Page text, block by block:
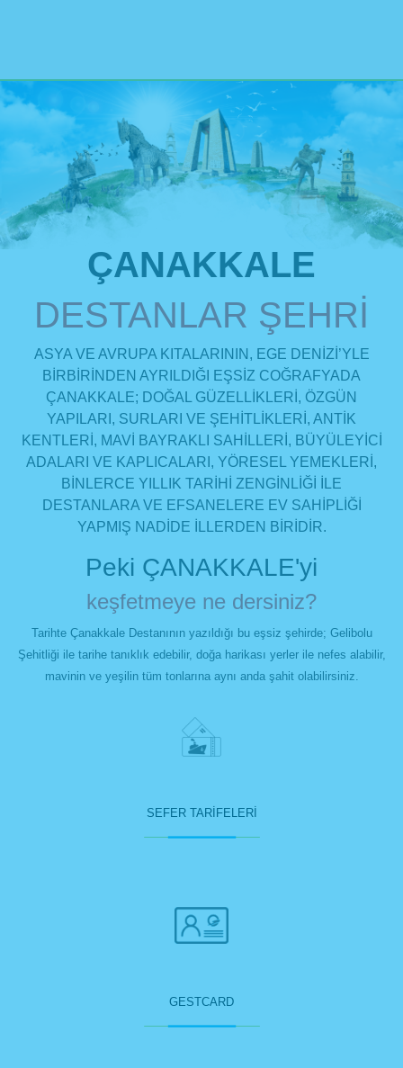
ÇANAKKALE
DESTANLAR ŞEHRİ
ASYA VE AVRUPA KITALARININ, EGE DENİZİ’YLE
BİRBİRİNDEN AYRILDIĞI EŞSİZ COĞRAFYADA
ÇANAKKALE; DOĞAL GÜZELLİKLERİ, ÖZGÜN
YAPILARI, SURLARI VE ŞEHİTLİKLERİ, ANTİK
KENTLERİ, MAVİ BAYRAKLI SAHİLLERİ, BÜYÜLEYİCİ
ADALARI VE KAPLICALARI, YÖRESEL YEMEKLERİ,
BİNLERCE YILLIK TARİHİ ZENGİNLİĞİ İLE
DESTANLARA VE EFSANELERE EV SAHİPLİĞI
YAPMIŞ NADİDE İLLERDEN BİRİDİR.
Peki ÇANAKKALE'yi
keşfetmeye ne dersiniz?
Tarihte Çanakkale Destanının yazıldığı bu eşsiz şehirde; Gelibolu
Şehitliği ile tarihe tanıklık edebilir, doğa harikası yerler ile nefes alabilir,
mavinin ve yeşilin tüm tonlarına aynı anda şahit olabilirsiniz.
SEFER TARİFELERİ
GESTCARD